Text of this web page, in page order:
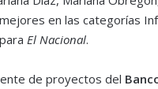
en las categorías
El Nacional.
de proyectos del